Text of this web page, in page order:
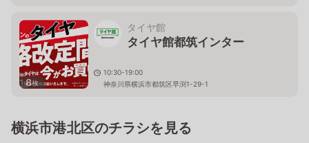
8枚
タイヤ館
タイヤ館都筑インター
10:30-19:00
神奈川県横浜市都筑区早渕1-29-1
横浜市港北区のチラシを見る